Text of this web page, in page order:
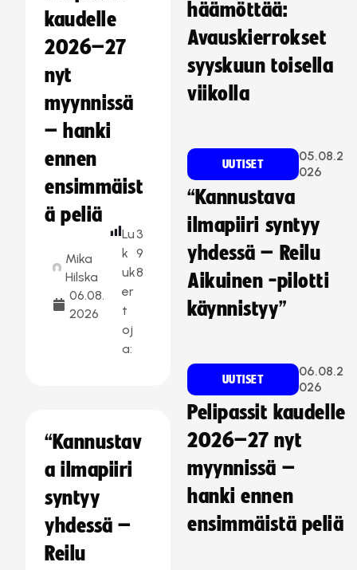
kaudelle
2026–27
nyt
myynnissä
– hanki
ennen
ensimmäist
ä peliä
Mika
Hilska
06.08.
2026
Lu
k
uk
er
t
oj
a:
3
9
8
“Kannustav
a ilmapiiri
syntyy
yhdessä –
Reilu
häämöttää:
Avauskierrokset
syyskuun toisella
viikolla
UUTISET
05.08.2
026
“Kannustava
ilmapiiri syntyy
yhdessä – Reilu
Aikuinen -pilotti
käynnistyy”
UUTISET
06.08.2
026
Pelipassit kaudelle
2026–27 nyt
myynnissä –
hanki ennen
ensimmäistä peliä